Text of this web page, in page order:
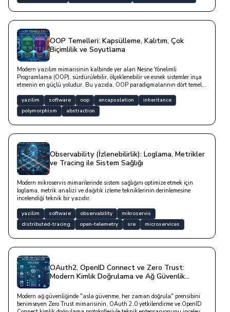
OOP Temelleri: Kapsülleme, Kalıtım, Çok
Biçimlilik ve Soyutlama
Modern yazılım mimarisinin kalbinde yer alan Nesne Yönelimli
Programlama (OOP), sürdürülebilir, ölçeklenebilir ve esnek sistemler inşa
etmenin en güçlü yoludur. Bu yazıda, OOP paradigmalarının dört temel
(Inheritance) ve Çok Biçimlilik (Polymorphism) kavramlarını teorik bir
anlatımın ötesine taşınmaktadır.
yazilim software oop encapsulation
inheritance
polymorphism
abstraction
Observability (İzlenebilirlik): Loglama, Metrikler
ve Tracing ile Sistem Sağlığı
Modern mikroservis mimarilerinde sistem sağlığını optimize etmek için
loglama, metrik analizi ve dağıtık izleme tekniklerinin derinlemesine
incelendiği teknik bir yazıdır.
yazilim software observability
mikroservis
distributed-tracing
open-telemetry sre microservices
OAuth2, OpenID Connect ve Zero Trust:
Modern Kimlik Doğrulama ve Ağ Güvenlik
Modern ağ güvenliğinde "asla güvenme, her zaman doğrula" prensibini
benimseyen Zero Trust mimarisinin, OAuth 2.0 yetkilendirme ve OpenID